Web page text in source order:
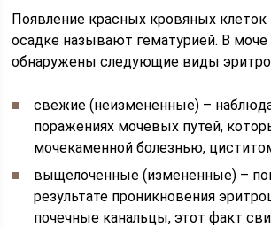
Появление красных кровяных
осадке называют гематурией. В
обнаружены следующие виды
свежие (неизмененные) –
поражениях мочевых путей,
мочекаменной болезнью,
выщелоченные (измененные) –
результате проникновения
почечные канальцы, этот факт